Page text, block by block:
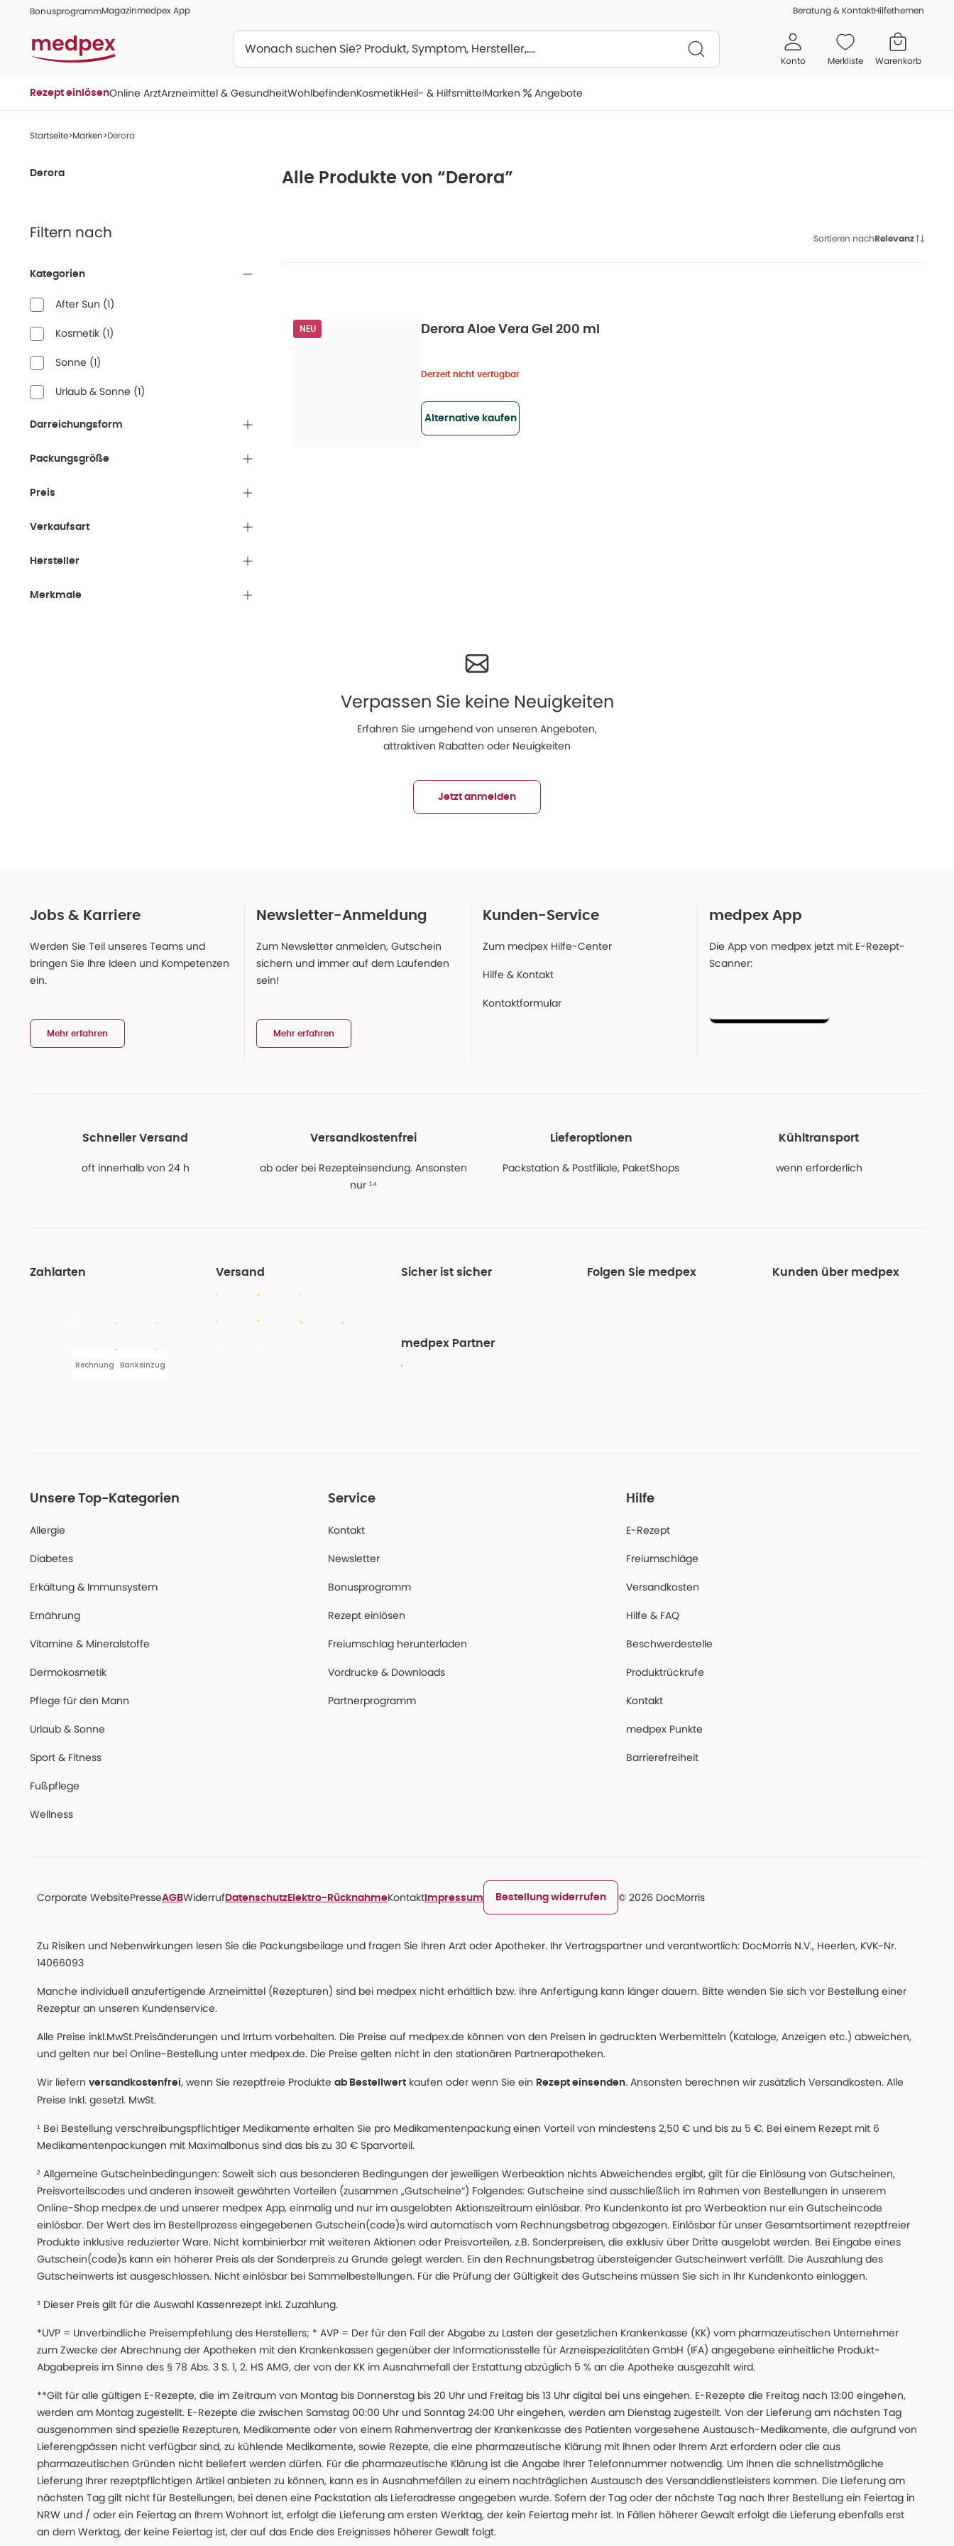
BonusprogrammMagazinmedpex App Beratung & KontaktHilfethemen
Konto Merkliste Warenkorb
Rezept einlösenOnline ArztArzneimittel & GesundheitWohlbefindenKosmetikHeil- & HilfsmittelMarken Angebote
Startseite Marken Derora
Alle Produkte von “Derora”
Derora
Filtern nach
Kategorien
After Sun (1)
Kosmetik (1)
Sonne (1)
Urlaub & Sonne (1)
Darreichungsform
Packungsgröße
Preis
Verkaufsart
Hersteller
Merkmale
Sortieren nachRelevanz
NEU Derora Aloe Vera Gel 200 ml
Derzeit nicht verfügbar
Alternative kaufen
Verpassen Sie keine Neuigkeiten
Erfahren Sie umgehend von unseren Angeboten,
attraktiven Rabatten oder Neuigkeiten
Jetzt anmelden
Jobs & Karriere
Werden Sie Teil unseres Teams und
bringen Sie Ihre Ideen und Kompetenzen
ein.
Mehr erfahren
Newsletter-Anmeldung
Zum Newsletter anmelden, Gutschein
sichern und immer auf dem Laufenden
sein!
Mehr erfahren
Kunden-Service
Zum medpex Hilfe-Center
Hilfe & Kontakt
Kontaktformular
medpex App
Die App von medpex jetzt mit E-Rezept-
Scanner:
Schneller Versand
oft innerhalb von 24 h
Versandkostenfrei
ab oder bei Rezepteinsendung. Ansonsten
nur ¹⁴
Lieferoptionen
Packstation & Postfiliale, PaketShops
Kühltransport
wenn erforderlich
Zahlarten
Rechnung Bankeinzug
Versand Sicher ist sicher
medpex Partner
Folgen Sie medpex Kunden über medpex
Unsere Top-Kategorien
Allergie
Diabetes
Erkältung & Immunsystem
Ernährung
Vitamine & Mineralstoffe
Dermokosmetik
Pflege für den Mann
Urlaub & Sonne
Sport & Fitness
Fußpflege
Wellness
Service
Kontakt
Newsletter
Bonusprogramm
Rezept einlösen
Freiumschlag herunterladen
Vordrucke & Downloads
Partnerprogramm
Hilfe
E-Rezept
Freiumschläge
Versandkosten
Hilfe & FAQ
Beschwerdestelle
Produktrückrufe
Kontakt
medpex Punkte
Barrierefreiheit
Corporate WebsitePresseAGBWiderruf Datenschutz Elektro-RücknahmeKontakt Impressum Bestellung widerrufen © 2026 DocMorris
Zu Risiken und Nebenwirkungen lesen Sie die Packungsbeilage und fragen Sie Ihren Arzt oder Apotheker. Ihr Vertragspartner und verantwortlich: DocMorris N.V., Heerlen, KVK-Nr.
14066093
Manche individuell anzufertigende Arzneimittel (Rezepturen) sind bei medpex nicht erhältlich bzw. ihre Anfertigung kann länger dauern. Bitte wenden Sie sich vor Bestellung einer
Rezeptur an unseren Kundenservice.
Alle Preise inkl.MwSt.Preisänderungen und Irrtum vorbehalten. Die Preise auf medpex.de können von den Preisen in gedruckten Werbemitteln (Kataloge, Anzeigen etc.) abweichen,
und gelten nur bei Online-Bestellung unter medpex.de. Die Preise gelten nicht in den stationären Partnerapotheken.
Wir liefern versandkostenfrei, wenn Sie rezeptfreie Produkte ab Bestellwert kaufen oder wenn Sie ein Rezept einsenden. Ansonsten berechnen wir zusätzlich Versandkosten. Alle
Preise Inkl. gesetzl. MwSt.
¹ Bei Bestellung verschreibungspflichtiger Medikamente erhalten Sie pro Medikamentenpackung einen Vorteil von mindestens 2,50 € und bis zu 5 €. Bei einem Rezept mit 6
Medikamentenpackungen mit Maximalbonus sind das bis zu 30 € Sparvorteil.
² Allgemeine Gutscheinbedingungen: Soweit sich aus besonderen Bedingungen der jeweiligen Werbeaktion nichts Abweichendes ergibt, gilt für die Einlösung von Gutscheinen,
Preisvorteilscodes und anderen insoweit gewährten Vorteilen (zusammen „Gutscheine“) Folgendes: Gutscheine sind ausschließlich im Rahmen von Bestellungen in unserem
Online-Shop medpex.de und unserer medpex App, einmalig und nur im ausgelobten Aktionszeitraum einlösbar. Pro Kundenkonto ist pro Werbeaktion nur ein Gutscheincode
einlösbar. Der Wert des im Bestellprozess eingegebenen Gutschein(code)s wird automatisch vom Rechnungsbetrag abgezogen. Einlösbar für unser Gesamtsortiment rezeptfreier
Produkte inklusive reduzierter Ware. Nicht kombinierbar mit weiteren Aktionen oder Preisvorteilen, z.B. Sonderpreisen, die exklusiv über Dritte ausgelobt werden. Bei Eingabe eines
Gutschein(code)s kann ein höherer Preis als der Sonderpreis zu Grunde gelegt werden. Ein den Rechnungsbetrag übersteigender Gutscheinwert verfällt. Die Auszahlung des
Gutscheinwerts ist ausgeschlossen. Nicht einlösbar bei Sammelbestellungen. Für die Prüfung der Gültigkeit des Gutscheins müssen Sie sich in Ihr Kundenkonto einloggen.
³ Dieser Preis gilt für die Auswahl Kassenrezept inkl. Zuzahlung.
*UVP = Unverbindliche Preisempfehlung des Herstellers; * AVP = Der für den Fall der Abgabe zu Lasten der gesetzlichen Krankenkasse (KK) vom pharmazeutischen Unternehmer
zum Zwecke der Abrechnung der Apotheken mit den Krankenkassen gegenüber der Informationsstelle für Arzneispezialitäten GmbH (IFA) angegebene einheitliche Produkt-
Abgabepreis im Sinne des § 78 Abs. 3 S. 1, 2. HS AMG, der von der KK im Ausnahmefall der Erstattung abzüglich 5 % an die Apotheke ausgezahlt wird.
**Gilt für alle gültigen E-Rezepte, die im Zeitraum von Montag bis Donnerstag bis 20 Uhr und Freitag bis 13 Uhr digital bei uns eingehen. E-Rezepte die Freitag nach 13:00 eingehen,
werden am Montag zugestellt. E-Rezepte die zwischen Samstag 00:00 Uhr und Sonntag 24:00 Uhr eingehen, werden am Dienstag zugestellt. Von der Lieferung am nächsten Tag
ausgenommen sind spezielle Rezepturen, Medikamente oder von einem Rahmenvertrag der Krankenkasse des Patienten vorgesehene Austausch-Medikamente, die aufgrund von
Lieferengpässen nicht verfügbar sind, zu kühlende Medikamente, sowie Rezepte, die eine pharmazeutische Klärung mit Ihnen oder Ihrem Arzt erfordern oder die aus
pharmazeutischen Gründen nicht beliefert werden dürfen. Für die pharmazeutische Klärung ist die Angabe Ihrer Telefonnummer notwendig. Um Ihnen die schnellstmögliche
Lieferung Ihrer rezeptpflichtigen Artikel anbieten zu können, kann es in Ausnahmefällen zu einem nachträglichen Austausch des Versanddienstleisters kommen. Die Lieferung am
nächsten Tag gilt nicht für Bestellungen, bei denen eine Packstation als Lieferadresse angegeben wurde. Sofern der Tag oder der nächste Tag nach Ihrer Bestellung ein Feiertag in
NRW und / oder ein Feiertag an Ihrem Wohnort ist, erfolgt die Lieferung am ersten Werktag, der kein Feiertag mehr ist. In Fällen höherer Gewalt erfolgt die Lieferung ebenfalls erst
an dem Werktag, der keine Feiertag ist, der auf das Ende des Ereignisses höherer Gewalt folgt.